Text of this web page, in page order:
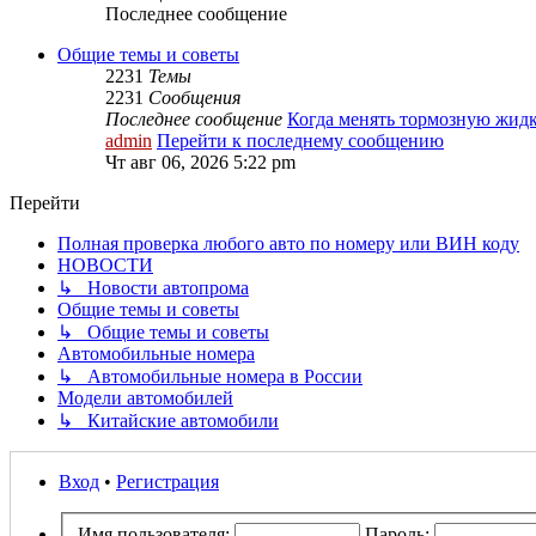
Последнее сообщение
Общие темы и советы
2231 Темы
2231 Сообщения
Последнее сообщение Когда менять тормозную
admin Перейти к последнему сообщению
Чт авг 06, 2026 5:22 pm
Перейти
Полная проверка любого авто по номеру или ВИН коду
НОВОСТИ
↳ Новости автопрома
Общие темы и советы
↳ Общие темы и советы
Автомобильные номера
↳ Автомобильные номера в России
Модели автомобилей
↳ Китайские автомобили
Вход • Регистрация